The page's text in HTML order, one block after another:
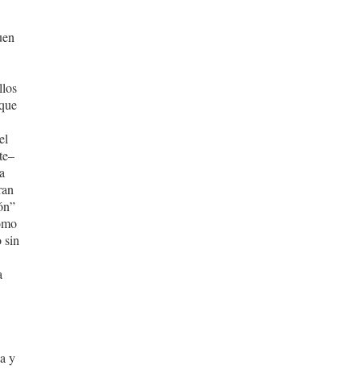
sin
y